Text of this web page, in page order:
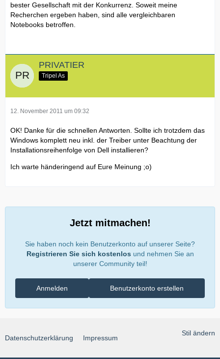
bester Gesellschaft mit der Konkurrenz. Soweit meine
Recherchen ergeben haben, sind alle vergleichbaren
Notebooks betroffen.
PRIVATIER
Tripel As
12. November 2011 um 09:32
OK! Danke für die schnellen Antworten. Sollte ich trotzdem das
Windows komplett neu inkl. der Treiber unter Beachtung der
Installationsreihenfolge von Dell installieren?
Ich warte händeringend auf Eure Meinung ;o)
Jetzt mitmachen!
Sie haben noch kein Benutzerkonto auf unserer Seite?
Registrieren Sie sich kostenlos und nehmen Sie an
unserer Community teil!
Benutzerkonto erstellen
Anmelden
Stil ändern
Datenschutzerklärung Impressum